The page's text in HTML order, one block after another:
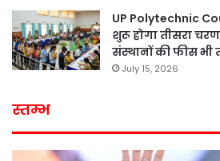
UP Polytechnic
शुरू होगा तीसरा
संस्थानों की फीस भी
July 15, 2026
स्तम्भ